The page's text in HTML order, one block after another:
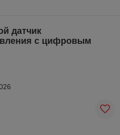
датчик
с цифровым